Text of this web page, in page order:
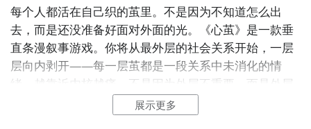
九游APP下载 【高速下载】
好了，小编为大家大家提供了这两种教程是下载心茧最
为直接方法哦，不知道大家有没有清楚的知道呢？想要
了解更多精彩内容，不妨多多关注九游心茧
每个人都活在自己织的茧里。不是因为不知道怎么出
去，而是还没准备好面对外面的光。《心茧》是一款垂
直条漫叙事游戏。你将从最外层的社会关系开始，一层
层向内剥开——每一层茧都是一段关系中未消化的情
绪。越靠近内核越痛，不是因为外层不重要，而是外层
的痛可以用「成熟」来解释，内层的痛只能用「我还没
准备好」来承认。没有标准答案。「剥开」是勇气，
展示更多